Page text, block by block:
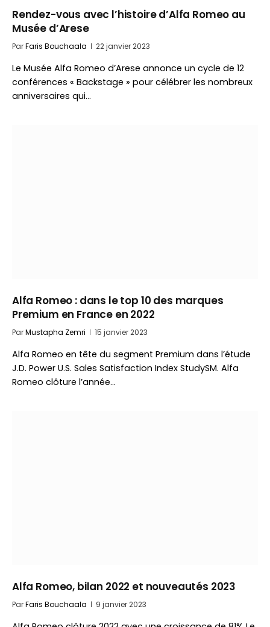
Rendez-vous avec l’histoire d’Alfa Romeo au
Musée d’Arese
ParFaris Bouchaala 22 janvier 2023
Le Musée Alfa Romeo d’Arese annonce un cycle de 12
conférences « Backstage » pour célébrer les nombreux
anniversaires qui…
Alfa Romeo : dans le top 10 des marques
Premium en France en 2022
ParMustapha Zemri 15 janvier 2023
Alfa Romeo en tête du segment Premium dans l’étude
J.D. Power U.S. Sales Satisfaction Index StudySM. Alfa
Romeo clôture l’année…
Alfa Romeo, bilan 2022 et nouveautés 2023
ParFaris Bouchaala 9 janvier 2023